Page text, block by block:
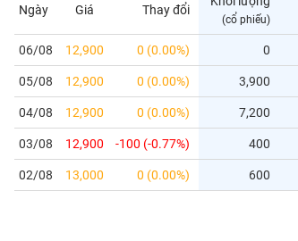
Ngày Giá Thay đổi
(cổ phiếu)
06/08 12,900 0 (0.00%) 0
05/08 12,900 0 (0.00%) 3,900
04/08 12,900 0 (0.00%) 7,200
03/08 12,900 -100 (-0.77%) 400
02/08 13,000 0 (0.00%) 600
CÁ
NHÂN
PHÂN
TÍCH
VIETSTOCKFINANCE